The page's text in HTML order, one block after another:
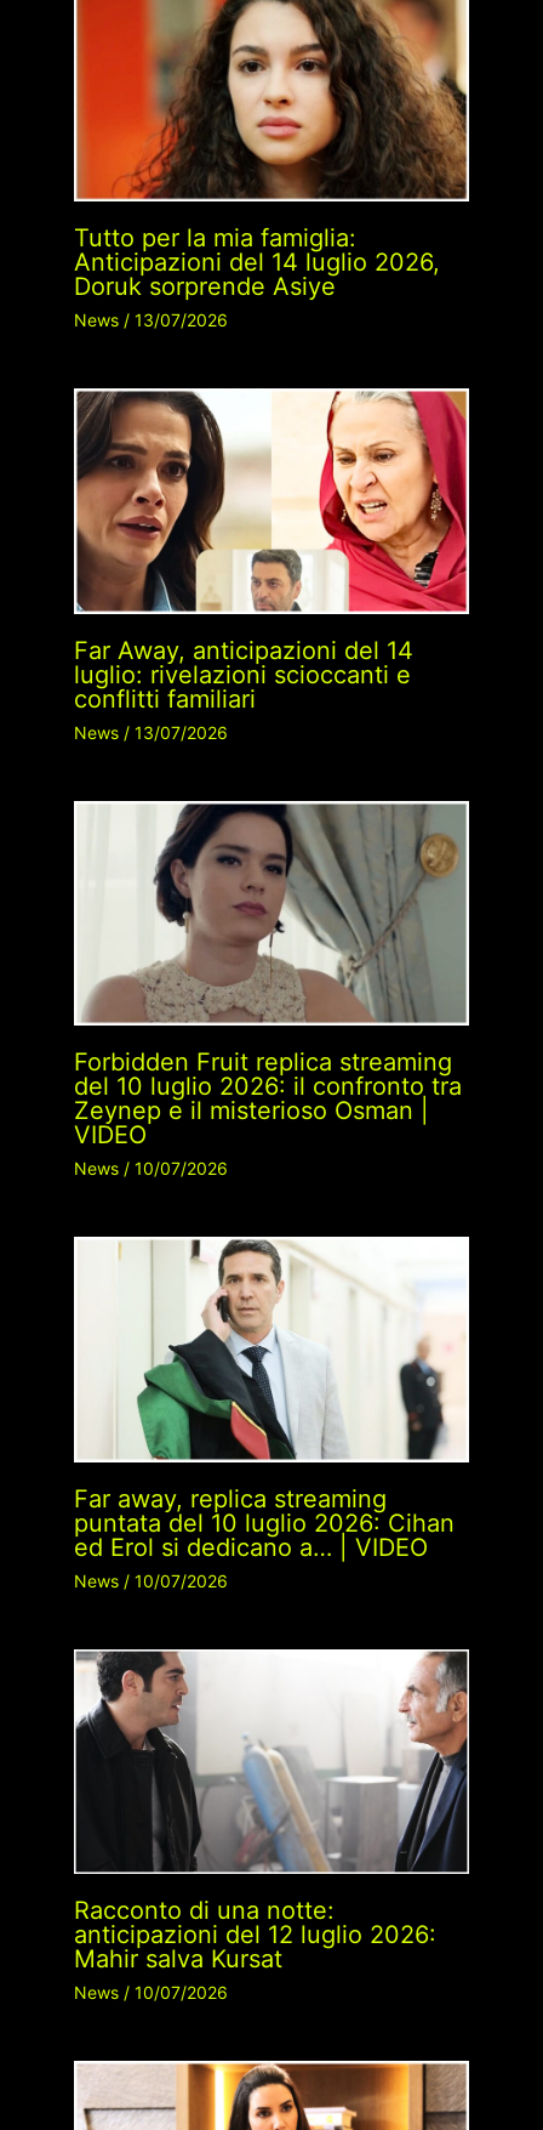
Tutto per la mia famiglia:
Anticipazioni del 14 luglio 2026,
Doruk sorprende Asiye
News/ 13/07/2026
Far Away, anticipazioni del 14
luglio: rivelazioni scioccanti e
conflitti familiari
News/ 13/07/2026
Forbidden Fruit replica streaming
del 10 luglio 2026: il confronto tra
Zeynep e il misterioso Osman |
VIDEO
News/ 10/07/2026
Far away, replica streaming
puntata del 10 luglio 2026: Cihan
ed Erol si dedicano a… | VIDEO
News/ 10/07/2026
Racconto di una notte:
anticipazioni del 12 luglio 2026:
Mahir salva Kursat
News/ 10/07/2026